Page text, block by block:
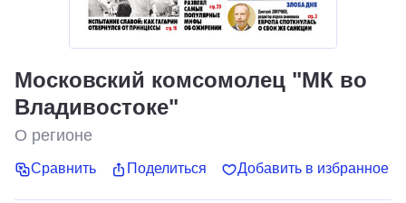
Московский комсомолец "МК во
Владивостоке"
О регионе
Сравнить Поделиться Добавить в избранное